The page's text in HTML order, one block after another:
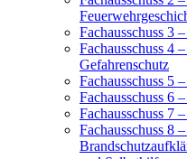
Fachausschuss 3
Fachausschuss 4
Gefahrenschutz
Fachausschuss 5
Fachausschuss 6
Fachausschuss 7
Fachausschuss 8